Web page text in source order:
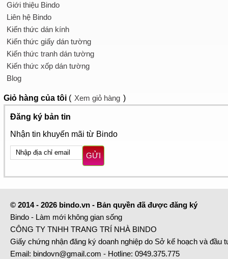
Giới thiệu Bindo
Liên hệ Bindo
Kiến thức dán kính
Kiến thức giấy dán tường
Kiến thức tranh dán tường
Kiến thức xốp dán tường
Blog
Giỏ hàng của tôi ( Xem giỏ hàng )
Đăng ký bản tin
Nhận tin khuyến mãi từ Bindo
GỬI
© 2014 - 2026 bindo.vn - Bản quyền đã được đăng ký
Bindo - Làm mới không gian sống
CÔNG TY TNHH TRANG TRÍ NHÀ BINDO
Giấy chứng nhận đăng ký doanh nghiệp do Sở kế hoạch và đầu
Email: bindovn@gmail.com - Hotline: 0949.375.775